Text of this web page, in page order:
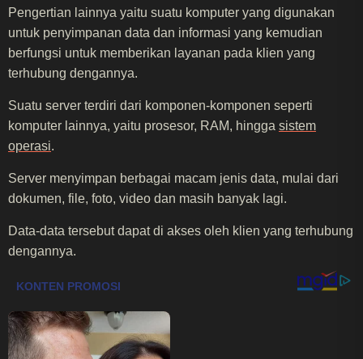
Pengertian lainnya yaitu suatu komputer yang digunakan
untuk penyimpanan data dan informasi yang kemudian
berfungsi untuk memberikan layanan pada klien yang
terhubung dengannya.
Suatu server terdiri dari komponen-komponen seperti
komputer lainnya, yaitu prosesor, RAM, hingga sistem
operasi.
Server menyimpan berbagai macam jenis data, mulai dari
dokumen, file, foto, video dan masih banyak lagi.
Data-data tersebut dapat di akses oleh klien yang terhubung
dengannya.